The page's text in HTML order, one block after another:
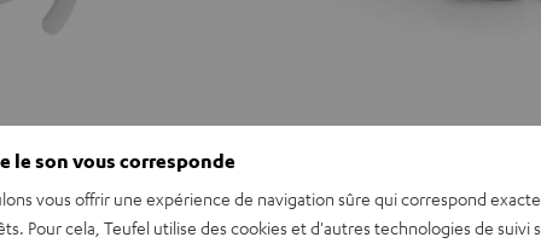
le son vous corresponde
vous offrir une expérience de navigation sûre qui correspond
Pour cela, Teufel utilise des cookies et d'autres technologies de suivi